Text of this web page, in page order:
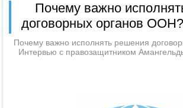
Почему важно
договорных органов
правозащитником
Почему важно исполнять решения
Интервью с правозащитником